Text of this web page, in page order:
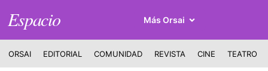
Espacio Más Orsai
ORSAI EDITORIAL COMUNIDAD REVISTA CINE TEATRO